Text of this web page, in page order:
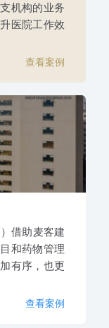
机构的业务
医院工作效
查看案例
借助麦客建
和药物管理
有序，也更
查看案例